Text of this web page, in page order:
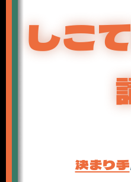
しこ
決まり手